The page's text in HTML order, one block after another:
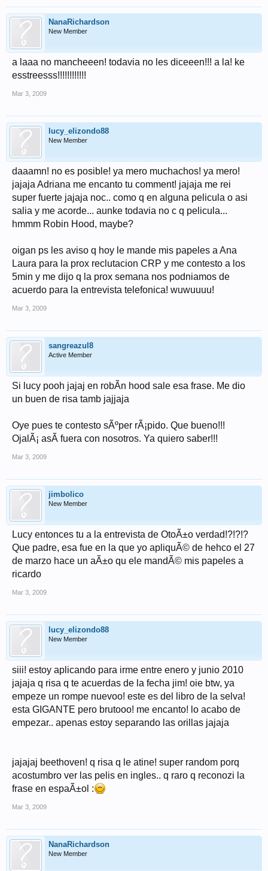
NanaRichardson
New Member
a laaa no mancheeen! todavia no les diceeen!!! a la! ke
esstreesss!!!!!!!!!!!!
Mar 3, 2009
lucy_elizondo88
New Member
daaamn! no es posible! ya mero muchachos! ya mero!
jajaja Adriana me encanto tu comment! jajaja me rei
super fuerte jajaja noc.. como q en alguna pelicula o asi
salia y me acorde... aunke todavia no c q pelicula...
hmmm Robin Hood, maybe?
oigan ps les aviso q hoy le mande mis papeles a Ana
Laura para la prox reclutacion CRP y me contesto a los
5min y me dijo q la prox semana nos podniamos de
acuerdo para la entrevista telefonica! wuwuuuu!
Mar 3, 2009
sangreazul8
Active Member
Si lucy pooh jajaj en robÃ­n hood sale esa frase. Me dio
un buen de risa tamb jajjaja
Oye pues te contesto sÃºper rÃ¡pido. Que bueno!!!
OjalÃ¡ asÃ­ fuera con nosotros. Ya quiero saber!!!
Mar 3, 2009
jimbolico
New Member
Lucy entonces tu a la entrevista de OtoÃ±o verdad!?!?!?
Que padre, esa fue en la que yo apliquÃ© de hehco el 27
de marzo hace un aÃ±o qu ele mandÃ© mis papeles a
ricardo
Mar 3, 2009
lucy_elizondo88
New Member
siii! estoy aplicando para irme entre enero y junio 2010
jajaja q risa q te acuerdas de la fecha jim! oie btw, ya
empeze un rompe nuevoo! este es del libro de la selva!
esta GIGANTE pero brutooo! me encanto! lo acabo de
empezar.. apenas estoy separando las orillas jajaja
jajajaj beethoven! q risa q le atine! super random porq
acostumbro ver las pelis en ingles.. q raro q reconozi la
frase en espaÃ±ol :
Mar 3, 2009
NanaRichardson
New Member